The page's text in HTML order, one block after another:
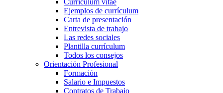
Currículum vitae
Ejemplos de currículum
Carta de presentación
Entrevista de trabajo
Las redes sociales
Plantilla currículum
Todos los consejos
Orientación Profesional
Formación
Salario e Impuestos
Contratos de Trabajo